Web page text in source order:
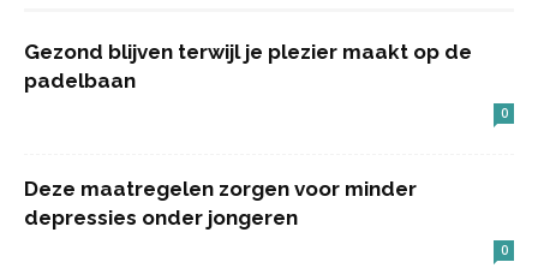
Gezond blijven terwijl je plezier maakt op de
padelbaan
0
Deze maatregelen zorgen voor minder
depressies onder jongeren
0